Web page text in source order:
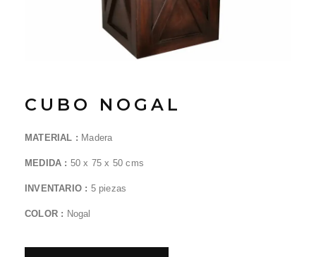
CUBO NOGAL
MATERIAL : Madera
MEDIDA : 50 x 75 x 50 cms
INVENTARIO : 5piezas
COLOR : Nogal